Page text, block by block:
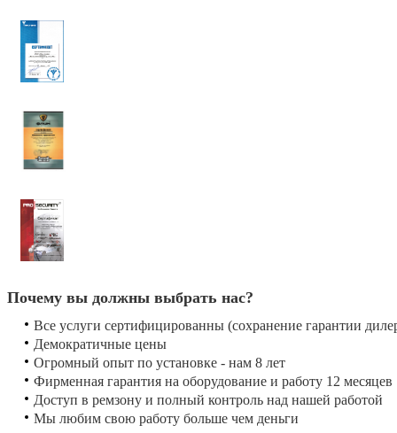
Почему вы должны выбрать нас?
Все услуги сертифицированны (сохранение гарантии
Демократичные цены
Огромный опыт по установке - нам 8 лет
Фирменная гарантия на оборудование и работу 12 месяцев
Доступ в ремзону и полный контроль над нашей работой
Мы любим свою работу больше чем деньги